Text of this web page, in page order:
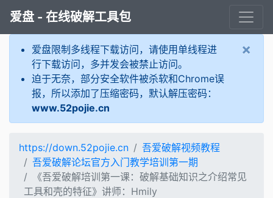
爱盘 - 在线破解工具包
爱盘限制多线程下载访问，请使用单线程进
行下载访问，多并发会被禁止访问。
迫于无奈，部分安全软件被杀软和Chrome误
报，所以添加了压缩密码，默认解压密码：
www.52pojie.cn
×
https://down.52pojie.cn
吾爱破解视频教程
吾爱破解论坛官方入门教学培训第一期
《吾爱破解培训第一课：破解基础知识之介绍常见
工具和壳的特征》讲师：Hmily